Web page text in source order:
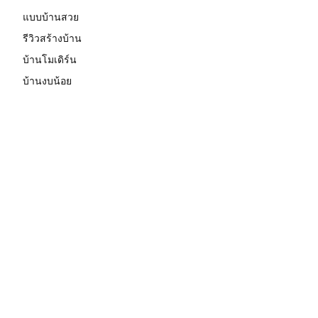
แบบบ้านสวย
รีวิวสร้างบ้าน
บ้านโมเดิร์น
บ้านงบน้อย